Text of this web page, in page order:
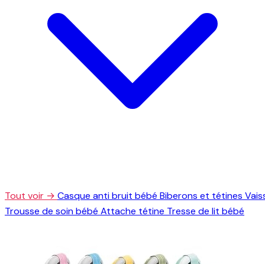
Tout voir → Casque anti bruit bébé Biberons et tétines
Trousse de soin bébé Attache tétine Tresse de lit bébé